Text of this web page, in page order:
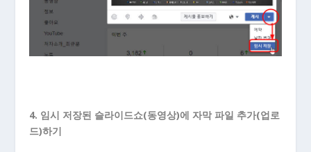
4. 임시 저장된 슬라이드쇼(동영상)에 자막 파일 추가(업로
드)하기